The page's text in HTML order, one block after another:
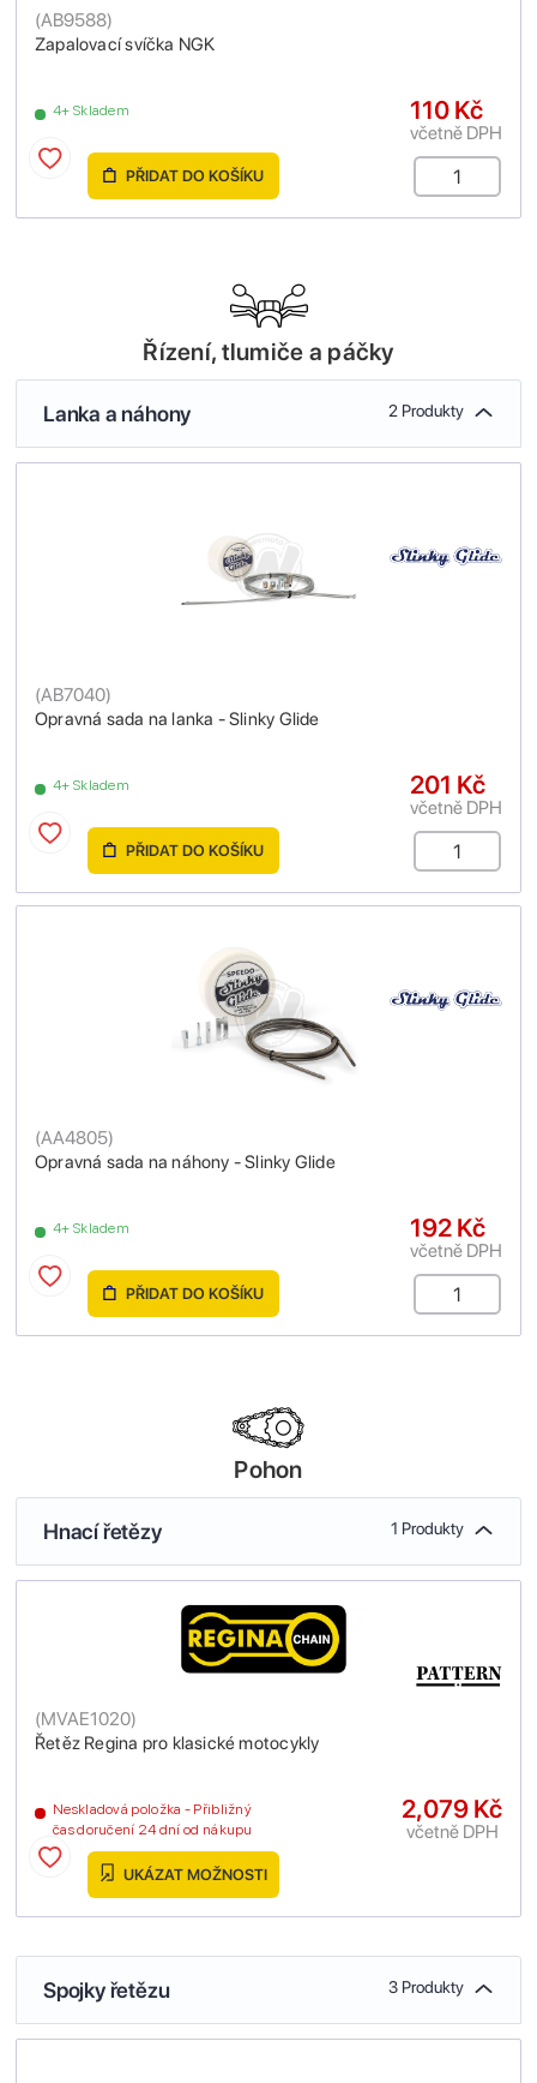
Zapalovací svíčka NGK
(AB9588)
4+ Skladem 110 Kč
včetně DPH
PŘIDAT DO KOŠÍKU
Řízení, tlumiče a páčky
Lanka a náhony 2 Produkty
Opravná sada na lanka - Slinky Glide
(AB7040)
4+ Skladem 201 Kč
včetně DPH
PŘIDAT DO KOŠÍKU
Opravná sada na náhony - Slinky Glide
(AA4805)
4+ Skladem 192 Kč
včetně DPH
PŘIDAT DO KOŠÍKU
Pohon
Hnací řetězy 1 Produkty
Řetěz Regina pro klasické motocykly
(MVAE1020)
Neskladová položka - Přibližný
čas doručení 24 dní od nákupu
2,079 Kč
včetně DPH
UKÁZAT MOŽNOSTI
Spojky řetězu 3 Produkty